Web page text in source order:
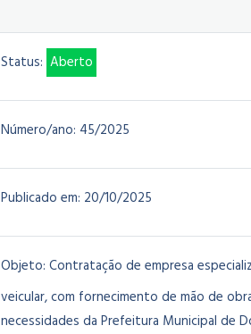
Status: Aberto
Número/ano: 45/2025
Publicado em: 20/10/2025
Objeto: Contratação de empresa
veicular, com fornecimento de mão de
necessidades da Prefeitura Municipal de